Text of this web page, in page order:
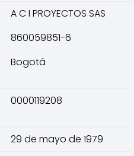
A C I PROYECTOS SAS
860059851-6
Bogotá
0000119208
29 de mayo de 1979